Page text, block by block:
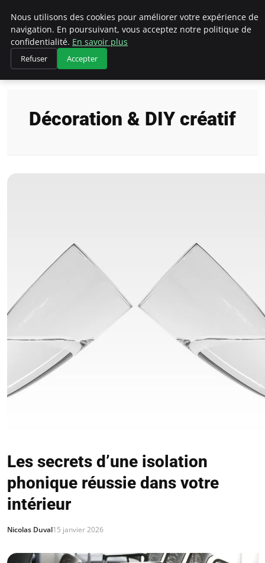
Bricoler Comme Un Pro
Accueil Décoration & DIY créatif
Décoration & DIY créatif
Les secrets d’une isolation
phonique réussie dans votre
intérieur
Nicolas Duval15 janvier 2026
Nous utilisons des cookies pour améliorer votre expérience de
navigation. En poursuivant, vous acceptez notre politique de
confidentialité. En savoir plus
Refuser Accepter